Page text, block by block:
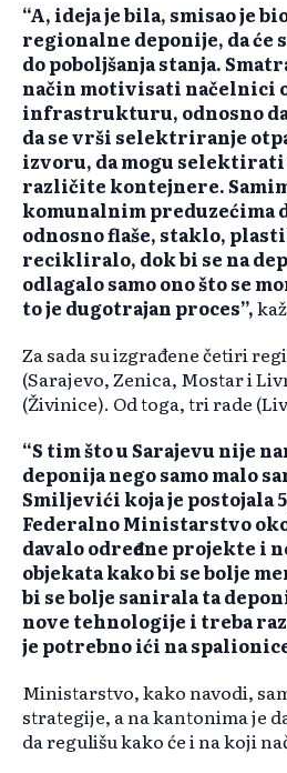
“A, ideja je bila, smisao je
regionalne deponije, da će
do poboljšanja stanja.
način motivisati načelnici
infrastrukturu, odnosno da
da se vrši selektriranje
izvoru, da mogu selektirati
različite kontejnere.
komunalnim preduzećima
odnosno flaše, staklo,
recikliralo, dok bi se na
odlagalo samo ono što se
to je dugotrajan proces”,
Za sada su izgrađene četiri
(Sarajevo, Zenica, Mostar i
(Živinice). Od toga, tri rade
“S tim što u Sarajevu nije
deponija nego samo malo
Smiljevići koja je postojala
Federalno Ministarstvo
davalo određene projekte i
objekata kako bi se bolje
bi se bolje sanirala ta
nove tehnologije i treba
je potrebno ići na
Ministarstvo, kako navodi,
strategije, a na kantonima je
da regulišu kako će i na koji